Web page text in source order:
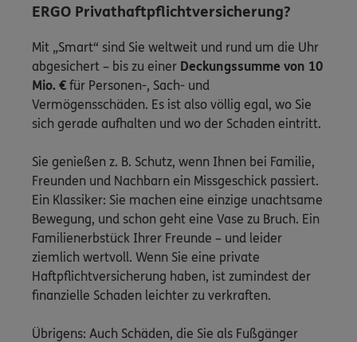
ERGO Privathaftpflichtversicherung?
Mit „Smart“ sind Sie weltweit und rund um die Uhr
abgesichert – bis zu einer Deckungssumme von 10
Mio. € für Personen-, Sach- und
Vermögensschäden. Es ist also völlig egal, wo Sie
sich gerade aufhalten und wo der Schaden eintritt.
Sie genießen z. B. Schutz, wenn Ihnen bei Familie,
Freunden und Nachbarn ein Missgeschick passiert.
Ein Klassiker: Sie machen eine einzige unachtsame
Bewegung, und schon geht eine Vase zu Bruch. Ein
Familienerbstück Ihrer Freunde – und leider
ziemlich wertvoll. Wenn Sie eine private
Haftpflichtversicherung haben, ist zumindest der
finanzielle Schaden leichter zu verkraften.
Übrigens: Auch Schäden, die Sie als Fußgänger